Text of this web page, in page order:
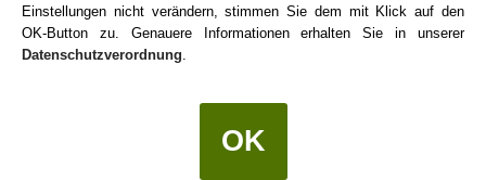
(03.02.2020 17:26)
waage_w1969 schrieb:
unterschreiben - sofern Männer nicht mit dem Herzen dabei
Einstellungen nicht verändern, stimmen Sie dem mit Klick auf den
OK-Button zu. Genauere Informationen erhalten Sie in unserer
Datenschutzverordnung.
OK